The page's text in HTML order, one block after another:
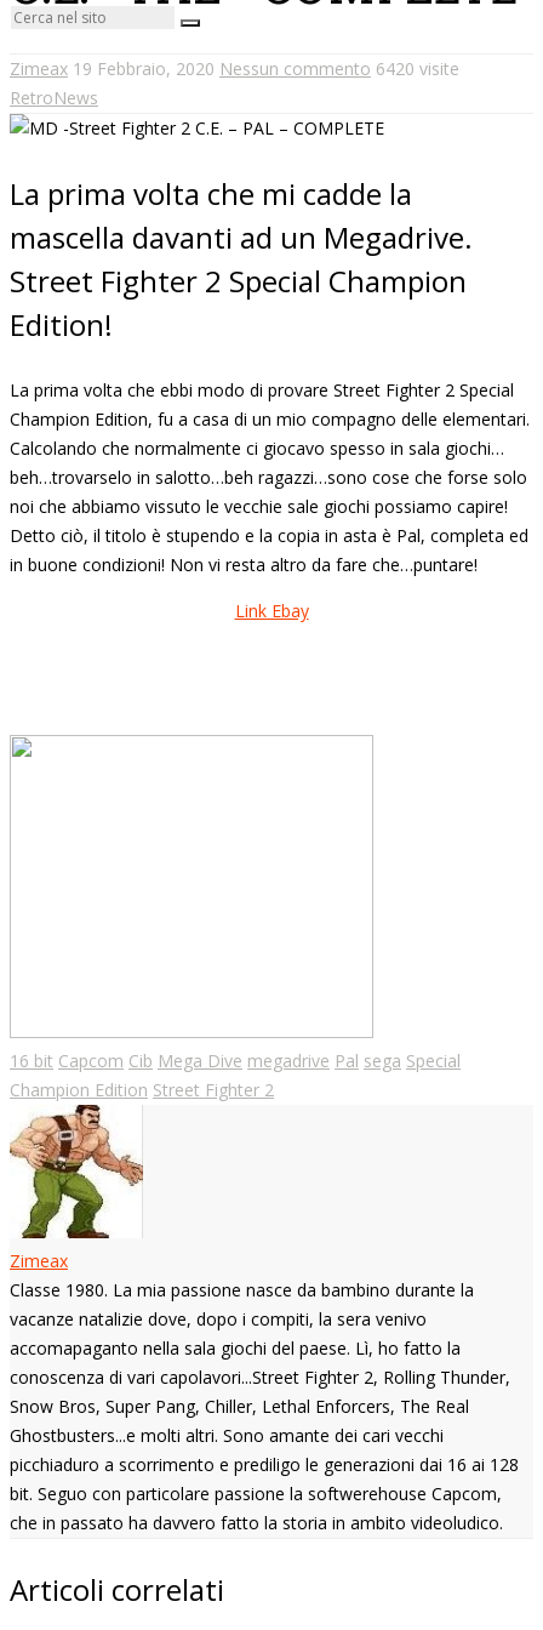
Zimeax 19 Febbraio, 2020 Nessun commento 6420 visite
RetroNews
La prima volta che mi cadde la
mascella davanti ad un Megadrive.
Street Fighter 2 Special Champion
Edition!
La prima volta che ebbi modo di provare Street Fighter 2 Special
Champion Edition, fu a casa di un mio compagno delle elementari.
Calcolando che normalmente ci giocavo spesso in sala giochi…
beh…trovarselo in salotto…beh ragazzi…sono cose che forse solo
noi che abbiamo vissuto le vecchie sale giochi possiamo capire!
Detto ciò, il titolo è stupendo e la copia in asta è Pal, completa ed
in buone condizioni! Non vi resta altro da fare che…puntare!
Link Ebay
16 bit Capcom Cib Mega Dive megadrive Pal sega Special
Champion Edition Street Fighter 2
Zimeax
Classe 1980. La mia passione nasce da bambino durante la
vacanze natalizie dove, dopo i compiti, la sera venivo
accomapaganto nella sala giochi del paese. Lì, ho fatto la
conoscenza di vari capolavori...Street Fighter 2, Rolling Thunder,
Snow Bros, Super Pang, Chiller, Lethal Enforcers, The Real
Ghostbusters...e molti altri. Sono amante dei cari vecchi
picchiaduro a scorrimento e prediligo le generazioni dai 16 ai 128
bit. Seguo con particolare passione la softwerehouse Capcom,
che in passato ha davvero fatto la storia in ambito videoludico.
Articoli correlati